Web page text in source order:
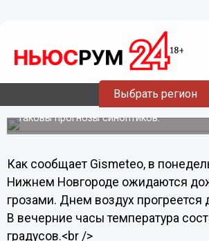
Выбрать регион
08.07.201307:00
В Нижний Новгород
Таковы прогнозы синоптиков.
Как сообщает Gismeteo, в
Нижнем Новгороде ожидаются
грозами. Днем воздух прогреется
В вечерние часы температура
градусов.<br />